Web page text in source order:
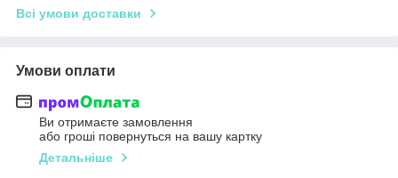
Всі умови доставки
Умови оплати
Ви отримаєте замовлення
або гроші повернуться на вашу картку
Детальніше